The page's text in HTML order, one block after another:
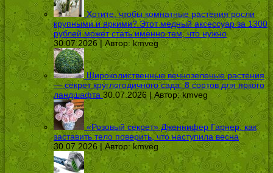
Хотите, чтобы комнатные растения росли
крупными и яркими? Этот медный аксессуар за 1300
рублей может стать именно тем, что нужно
30.07.2026 | Автор: kmveg
Широколиственные вечнозеленые растения
— секрет круглогодичного сада: 8 сортов для яркого
ландшафта 30.07.2026 | Автор:kmveg
«Розовый секрет» Дженнифер Гарнер: как
заставить тело поверить, что наступила весна
30.07.2026 | Автор: kmveg